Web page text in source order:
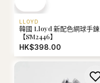
LLOYD
韓國 Lloyd 新配色網球手鍊
【SM2446】
HK$398.00